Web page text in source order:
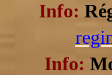
Info:
Info: